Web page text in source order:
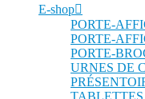
E-shop
PORTE-
PORTE-
PORTE-
URNES DE
TABLETTES